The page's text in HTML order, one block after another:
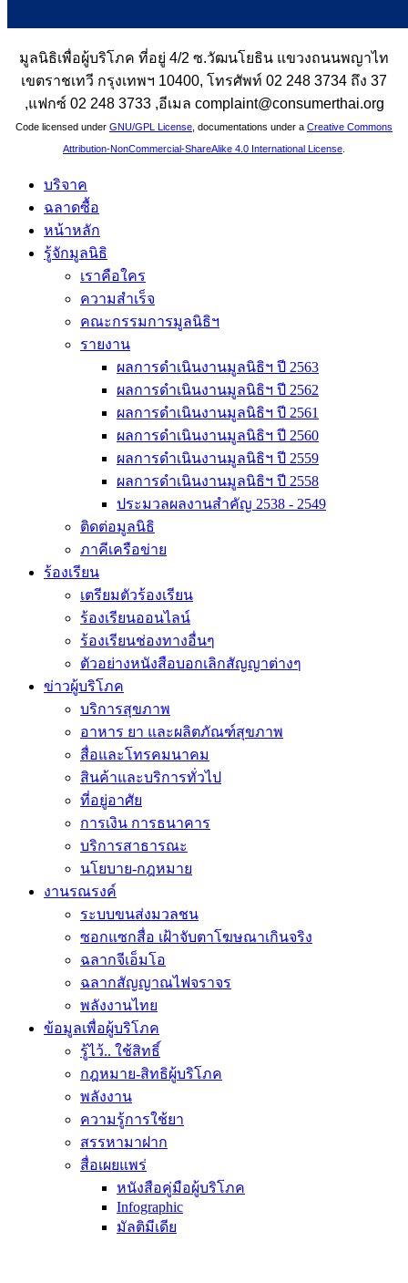
มูลนิธิเพื่อผู้บริโภค ที่อยู่ 4/2 ซ.วัฒนโยธิน แขวงถนนพญาไท
เขตราชเทวี กรุงเทพฯ 10400, โทรศัพท์ 02 248 3734 ถึง 37
,แฟกซ์ 02 248 3733 ,อีเมล complaint@consumerthai.org
Code licensed under GNU/GPL License , documentations under a Creative Commons
Attribution-NonCommercial-ShareAlike 4.0 International License
บริจาค
ฉลาดซื้อ
หน้าหลัก
รู้จักมูลนิธิ
เราคือใคร
ความสำเร็จ
คณะกรรมการมูลนิธิฯ
รายงาน
ผลการดำเนินงานมูลนิธิฯ ปี 2563
ผลการดำเนินงานมูลนิธิฯ ปี 2562
ผลการดำเนินงานมูลนิธิฯ ปี 2561
ผลการดำเนินงานมูลนิธิฯ ปี 2560
ผลการดำเนินงานมูลนิธิฯ ปี 2559
ผลการดำเนินงานมูลนิธิฯ ปี 2558
ประมวลผลงานสำคัญ 2538 - 2549
ติดต่อมูลนิธิ
ภาคีเครือข่าย
ร้องเรียน
เตรียมตัวร้องเรียน
ร้องเรียนออนไลน์
ร้องเรียนช่องทางอื่นๆ
ตัวอย่างหนังสือบอกเลิกสัญญาต่างๆ
ข่าวผู้บริโภค
บริการสุขภาพ
อาหาร ยา และผลิตภัณฑ์สุขภาพ
สื่อและโทรคมนาคม
สินค้าและบริการทั่วไป
ที่อยู่อาศัย
การเงิน การธนาคาร
บริการสาธารณะ
นโยบาย-กฎหมาย
งานรณรงค์
ระบบขนส่งมวลชน
ซอกแซกสื่อ เฝ้าจับตาโฆษณาเกินจริง
ฉลากจีเอ็มโอ
ฉลากสัญญาณไฟจราจร
พลังงานไทย
ข้อมูลเพื่อผู้บริโภค
รู้ไว้.. ใช้สิทธิ์
กฎหมาย-สิทธิผู้บริโภค
พลังงาน
ความรู้การใช้ยา
สรรหามาฝาก
สื่อเผยแพร่
หนังสือคู่มือผู้บริโภค
Infographic
มัลติมีเดีย